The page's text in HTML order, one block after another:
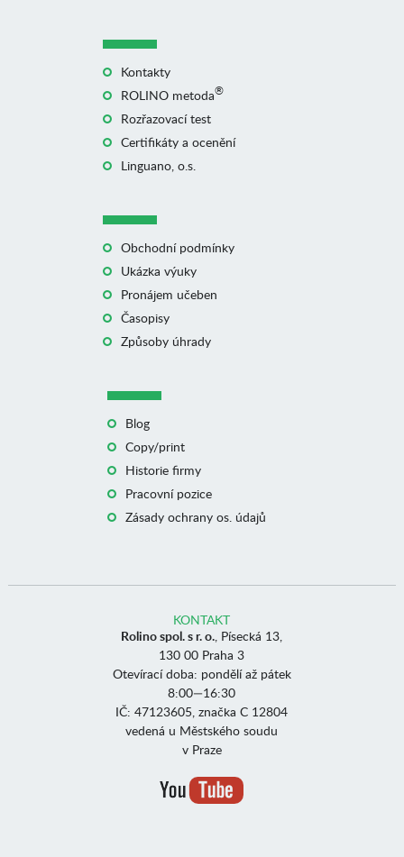
Kontakty
ROLINO metoda®
Rozřazovací test
Certifikáty a ocenění
Linguano, o.s.
Obchodní podmínky
Ukázka výuky
Pronájem učeben
Časopisy
Způsoby úhrady
Blog
Copy/print
Historie firmy
Pracovní pozice
Zásady ochrany os. údajů
KONTAKT
Rolino spol. s r. o., Písecká 13,
130 00 Praha 3
Otevírací doba: pondělí až pátek
8:00—16:30
IČ: 47123605, značka C 12804
vedená u Městského soudu
v Praze